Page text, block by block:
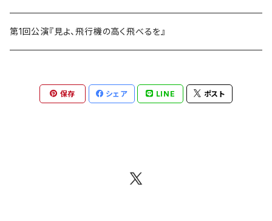
第1回公演『見よ、飛行機の高く飛べるを』
保存 シェア LINE ポスト